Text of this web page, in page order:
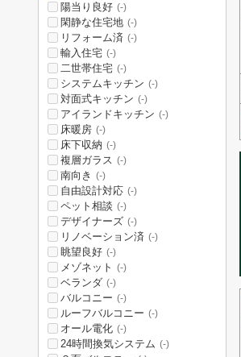
陽当り良好 (-)
閑静な住宅地 (-)
リフォーム済 (-)
輸入住宅 (-)
二世帯住宅 (-)
システムキッチン (-)
対面式キッチン (-)
アイランドキッチン (-)
床暖房 (-)
床下収納 (-)
複層ガラス (-)
南向き (-)
自由設計対応 (-)
ペット相談 (-)
デザイナーズ (-)
リノベーション済 (-)
眺望良好 (-)
メゾネット (-)
ベランダ (-)
バルコニー (-)
ルーフバルコニー (-)
オール電化 (-)
24時間換気システム (-)